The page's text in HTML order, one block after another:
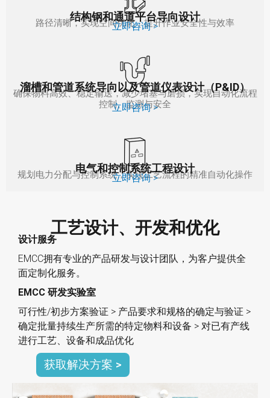
结构钢和通道平台导向设计
路径清晰，实现空间优化，提升作业安全性与效率
立即咨询 >
溜槽和管道系统导向以及管道仪表设计（P&ID）
确保物料高效、稳定输送，减少堵塞与磨损，实现自动化流程
控制、监测与安全
立即咨询 >
电气和控制系统工程设计
规划电力分配与控制系统，实现工艺流程的精准自动化操作
立即咨询 >
工艺设计、开发和优化
设计服务
EMCC拥有专业的产品研发与设计团队，为客户提供全
面定制化服务。
EMCC 研发实验室
可行性/初步方案验证 > 产品要求和规格的确定与验证 >
确定批量持续生产所需的特定物料和设备 > 对已有产线
进行工艺、设备和成品优化
获取解决方案 >